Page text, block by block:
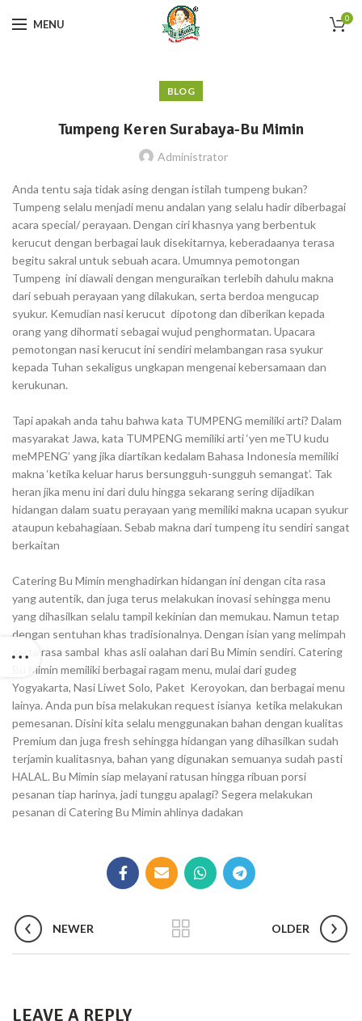
MENU 0
BLOG
Tumpeng Keren Surabaya-Bu Mimin
Administrator
Anda tentu saja tidak asing dengan istilah tumpeng bukan?
Tumpeng selalu menjadi menu andalan yang selalu hadir diberbagai
acara special/ perayaan. Dengan ciri khasnya yang berbentuk
kerucut dengan berbagai lauk disekitarnya, keberadaanya terasa
begitu sakral untuk sebuah acara. Umumnya pemotongan
Tumpeng ini diawali dengan menguraikan terlebih dahulu makna
dari sebuah perayaan yang dilakukan, serta berdoa mengucap
syukur. Kemudian nasi kerucut dipotong dan diberikan kepada
orang yang dihormati sebagai wujud penghormatan. Upacara
pemotongan nasi kerucut ini sendiri melambangan rasa syukur
kepada Tuhan sekaligus ungkapan mengenai kebersamaan dan
kerukunan.
Tapi apakah anda tahu bahwa kata TUMPENG memiliki arti? Dalam
masyarakat Jawa, kata TUMPENG memiliki arti ‘yen meTU kudu
meMPENG’ yang jika diartikan kedalam Bahasa Indonesia memiliki
makna ‘ketika keluar harus bersungguh-sungguh semangat’. Tak
heran jika menu ini dari dulu hingga sekarang sering dijadikan
hidangan dalam suatu perayaan yang memiliki makna ucapan syukur
ataupun kebahagiaan. Sebab makna dari tumpeng itu sendiri sangat
berkaitan
Catering Bu Mimin menghadirkan hidangan ini dengan cita rasa
yang autentik, dan juga terus melakukan inovasi sehingga menu
yang dihasilkan selalu tampil kekinian dan memukau. Namun tetap
dengan sentuhan khas tradisionalnya. Dengan isian yang melimpah
serta rasa sambal khas asli oalahan dari Bu Mimin sendiri. Catering
Bu Mimin memiliki berbagai ragam menu, mulai dari gudeg
Yogyakarta, Nasi Liwet Solo, Paket Keroyokan, dan berbagai menu
lainya. Anda pun bisa melakukan request isianya ketika melakukan
pemesanan. Disini kita selalu menggunakan bahan dengan kualitas
Premium dan juga fresh sehingga hidangan yang dihasilkan sudah
terjamin kualitasnya, bahan yang digunakan semuanya sudah pasti
HALAL. Bu Mimin siap melayani ratusan hingga ribuan porsi
pesanan tiap harinya, jadi tunggu apalagi? Segera melakukan
pesanan di Catering Bu Mimin ahlinya dadakan
NEWER OLDER
LEAVE A REPLY